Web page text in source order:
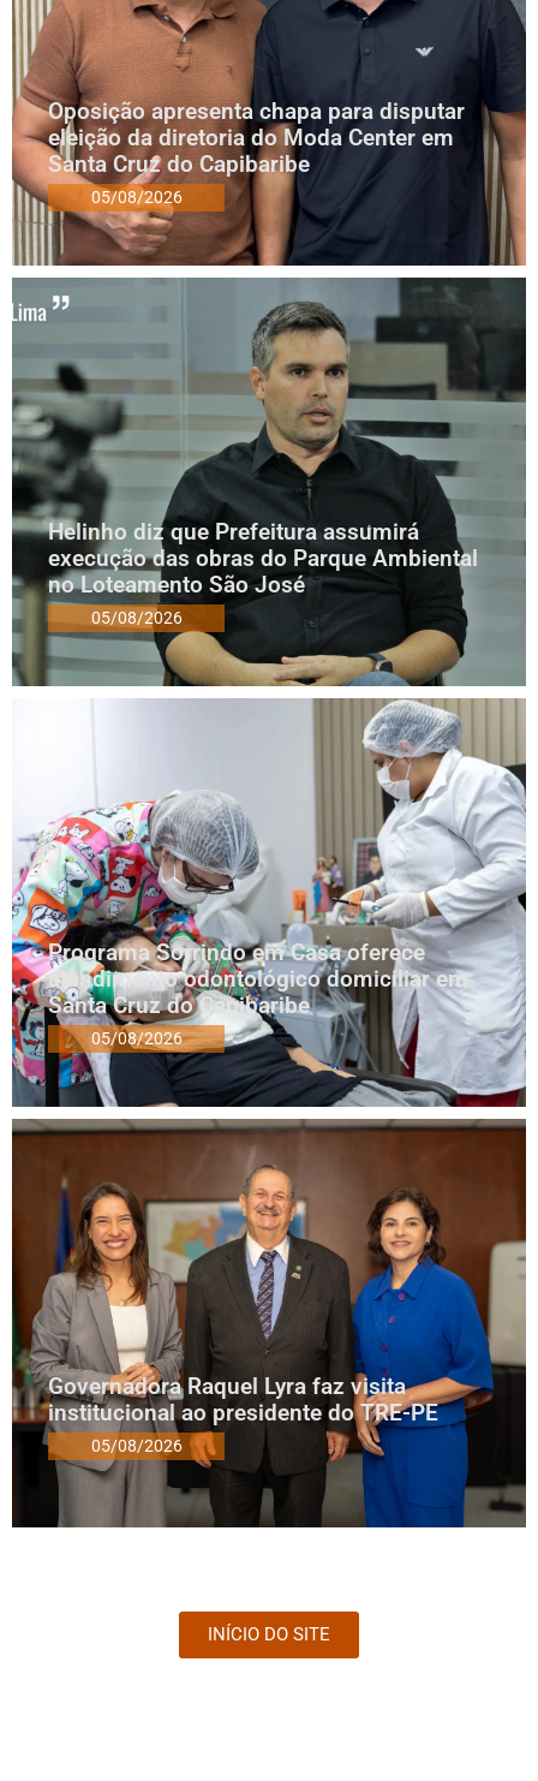
Oposição apresenta chapa para disputar
eleição da diretoria do Moda Center em
Santa Cruz do Capibaribe
05/08/2026
Helinho diz que Prefeitura assumirá
execução das obras do Parque Ambiental
no Loteamento São José
05/08/2026
Programa Sorrindo em Casa oferece
atendimento odontológico domiciliar em
Santa Cruz do Capibaribe
05/08/2026
Governadora Raquel Lyra faz visita
institucional ao presidente do TRE-PE
05/08/2026
INÍCIO DO SITE